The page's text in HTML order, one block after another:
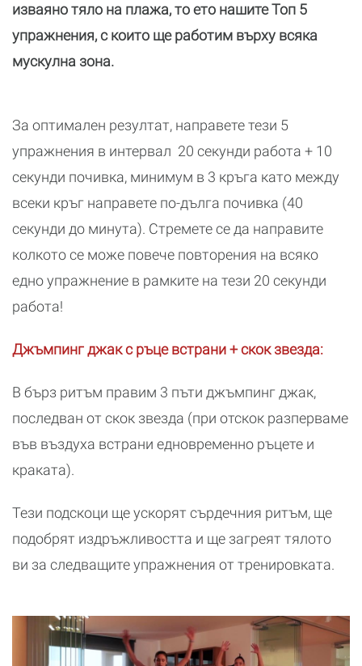
изваяно тяло на плажа, то ето нашите Топ 5
упражнения, с които ще работим върху всяка
мускулна зона.
За оптимален резултат, направете тези 5
упражнения в интервал 20 секунди работа + 10
секунди почивка, минимум в 3 кръга като между
всеки кръг направете по-дълга почивка (40
секунди до минута). Стремете се да направите
колкото се може повече повторения на всяко
едно упражнение в рамките на тези 20 секунди
работа!
Джъмпинг джак с ръце встрани + скок звезда:
В бърз ритъм правим 3 пъти джъмпинг джак,
последван от скок звезда (при отскок разперваме
във въздуха встрани едновременно ръцете и
краката).
Тези подскоци ще ускорят сърдечния ритъм, ще
подобрят издръжливостта и ще загреят тялото
ви за следващите упражнения от тренировката.